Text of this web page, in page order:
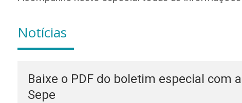
Notícias
Baixe o PDF do boletim especial com
Sepe